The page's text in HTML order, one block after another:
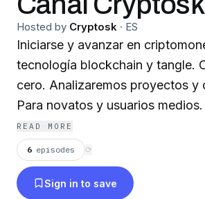
Hosted by Cryptosk · ES
Iniciarse y avanzar en
tecnología blockchain y tangle.
cero. Analizaremos proyectos y
Para novatos y usuarios
recursos en
https://cryptosk00.wixsite.com/
READ MORE
6 episodes ⟳
Sign in to save